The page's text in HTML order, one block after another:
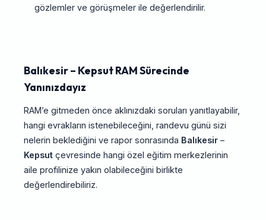
gözlemler ve görüşmeler ile değerlendirilir.
Balıkesir – Kepsut RAM Sürecinde
Yanınızdayız
RAM’e gitmeden önce aklınızdaki soruları yanıtlayabilir,
hangi evrakların istenebileceğini, randevu günü sizi
nelerin beklediğini ve rapor sonrasında Balıkesir –
Kepsut çevresinde hangi özel eğitim merkezlerinin
aile profilinize yakın olabileceğini birlikte
değerlendirebiliriz.